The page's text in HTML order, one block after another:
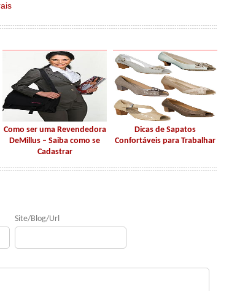
Como ser uma Revendedora
DeMillus – Saiba como se
Cadastrar
Dicas de Sapatos
Confortáveis para Trabalhar
Site/Blog/Url